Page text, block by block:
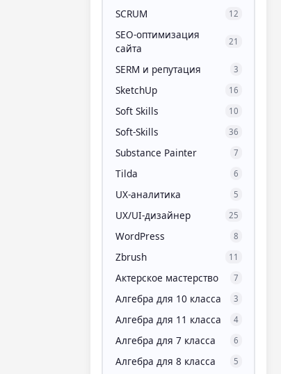
SCRUM 12
SEO-оптимизация
сайта
21
SERM и репутация 3
SketchUp 16
Soft Skills 10
Soft-Skills 36
Substance Painter 7
Tilda 6
UX-аналитика 5
UX/UI-дизайнер 25
WordPress 8
Zbrush 11
Актерское мастерство 7
Алгебра для 10 класса 3
Алгебра для 11 класса 4
Алгебра для 7 класса 6
Алгебра для 8 класса 5